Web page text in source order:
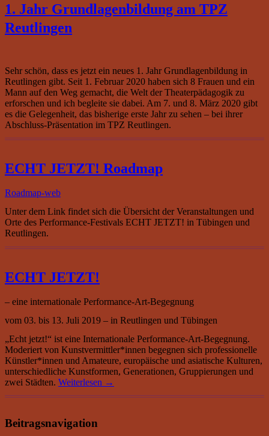
1. Jahr Grundlagenbildung am TPZ
Reutlingen
Sehr schön, dass es jetzt ein neues 1. Jahr Grundlagenbildung in
Reutlingen gibt. Seit 1. Februar 2020 haben sich 8 Frauen und ein
Mann auf den Weg gemacht, die Welt der Theaterpädagogik zu
erforschen und ich begleite sie dabei. Am 7. und 8. März 2020 gibt
es die Gelegenheit, das bisherige erste Jahr zu sehen – bei ihrer
Abschluss-Präsentation im TPZ Reutlingen.
ECHT JETZT! Roadmap
Roadmap-web
Unter dem Link findet sich die Übersicht der Veranstaltungen und
Orte des Performance-Festivals ECHT JETZT! in Tübingen und
Reutlingen.
ECHT JETZT!
– eine internationale Performance-Art-Begegnung
vom 03. bis 13. Juli 2019 – in Reutlingen und Tübingen
„Echt jetzt!“ ist eine Internationale Performance-Art-Begegnung.
Moderiert von Kunstvermittler*innen begegnen sich professionelle
Künstler*innen und Amateure, europäische und asiatische Kulturen,
unterschiedliche Kunstformen, Generationen, Gruppierungen und
zwei Städten. Weiterlesen →
Beitragsnavigation